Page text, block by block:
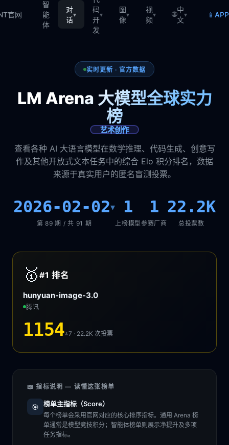
官网
智
能
体
对
话
▾
码
开
发
▾
图
像
▾
视
频
▾ 🌐
中
文
▾ 📱
实时更新 · 官方数据
LM Arena 大模型全球实力
榜
艺术创作
查看各种 AI 大语言模型在数学推理、代码生成、创意写
作及其他开放式文本任务中的综合 Elo 积分排名，数据
来源于真实用户的匿名盲测投票。
2026-02-02▾
第 89 期 / 共 91 期
1
上榜模型
1
参赛厂商
22.2K
总投票数
🥇 #1排名
hunyuan-image-3.0
腾讯
1154±7 · 22.2K次投票
📖 指标说明 — 读懂这张榜单
🎯 榜单主指标（Score）
每个榜单会采用官网对应的核心排序指标。通用 Arena 榜
单通常是模型竞技积分；智能体榜单则展示净提升及多项
任务指标。